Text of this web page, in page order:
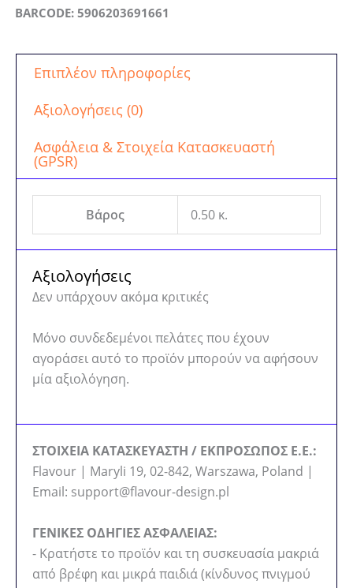
BARCODE: 5906203691661
Επιπλέον πληροφορίες
Αξιολογήσεις (0)
Ασφάλεια & Στοιχεία Κατασκευαστή
(GPSR)
Βάρος 0.50 κ.
Αξιολογήσεις
Δεν υπάρχουν ακόμα κριτικές
Μόνο συνδεδεμένοι πελάτες που έχουν
αγοράσει αυτό το προϊόν μπορούν να αφήσουν
μία αξιολόγηση.
ΣΤΟΙΧΕΙΑ ΚΑΤΑΣΚΕΥΑΣΤΗ / ΕΚΠΡΟΣΩΠΟΣ Ε.Ε.:
Flavour | Maryli 19, 02-842, Warszawa, Poland |
Email: support@flavour-design.pl
ΓΕΝΙΚΕΣ ΟΔΗΓΙΕΣ ΑΣΦΑΛΕΙΑΣ:
- Κρατήστε το προϊόν και τη συσκευασία μακριά
από βρέφη και μικρά παιδιά (κίνδυνος πνιγμού